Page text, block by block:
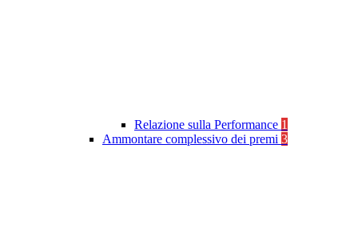
Relazione sulla Performance 1
Ammontare complessivo dei premi 3